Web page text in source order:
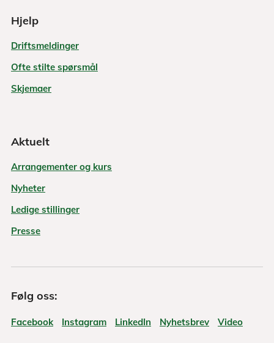
Hjelp
Driftsmeldinger
Ofte stilte spørsmål
Skjemaer
Aktuelt
Arrangementer og kurs
Nyheter
Ledige stillinger
Presse
Følg oss:
Facebook Instagram LinkedIn Nyhetsbrev Video